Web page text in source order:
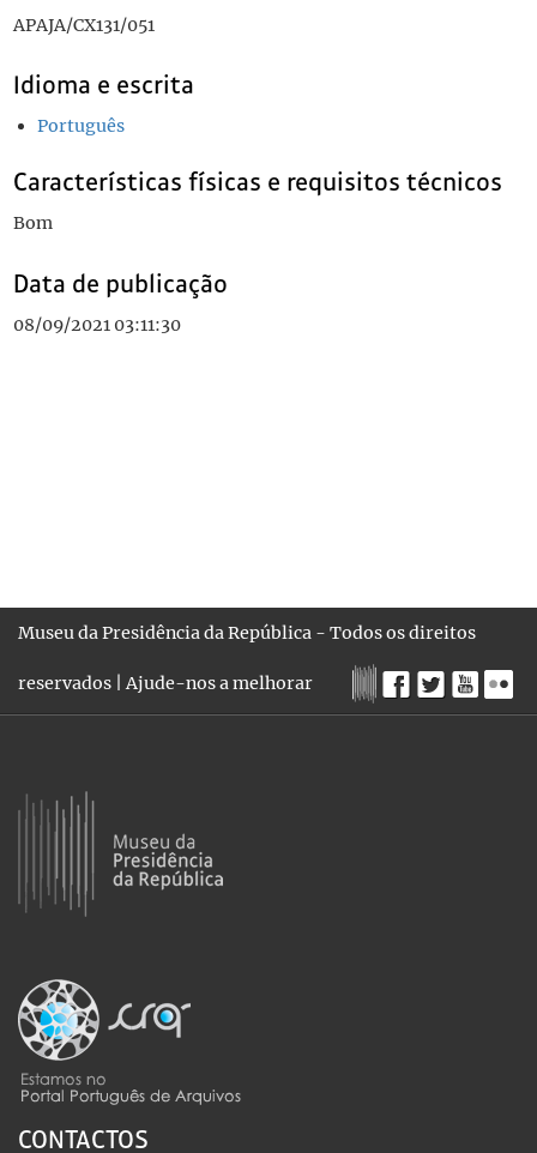
APAJA/CX131/051
Idioma e escrita
Português
Características físicas e requisitos técnicos
Bom
Data de publicação
08/09/2021 03:11:30
Museu da Presidência da República - Todos os direitos
reservados |Ajude-nos a melhorar
CONTACTOS